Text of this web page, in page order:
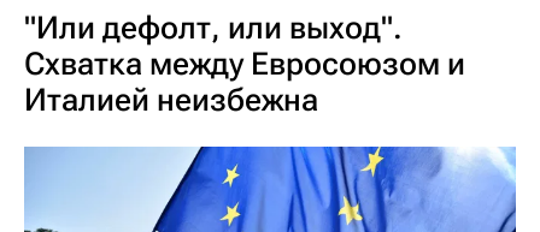
"Или дефолт, или выход".
Схватка между Евросоюзом и
Италией неизбежна